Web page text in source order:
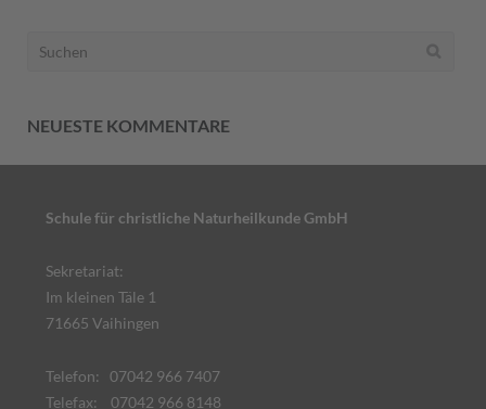
Suchen
NEUESTE KOMMENTARE
Schule für christliche Naturheilkunde GmbH
Sekretariat:
Im kleinen Täle 1
71665 Vaihingen
Telefon: 07042 966 7407
Telefax: 07042 966 8148